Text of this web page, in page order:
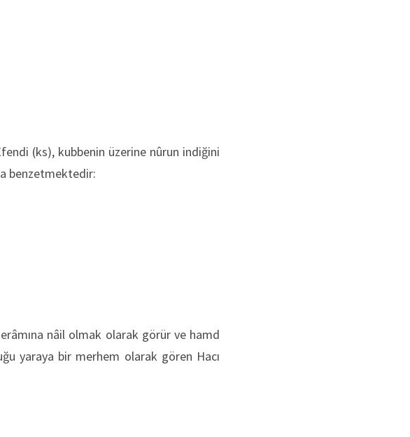
(ks), kubbenin üzerine nûrun indiğini
benzetmektedir:
nâil olmak olarak görür ve hamd
yaraya bir merhem olarak gören Hacı